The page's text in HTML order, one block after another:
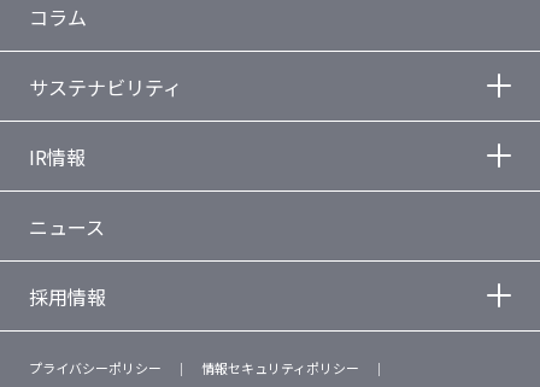
コラム
サステナビリティ
IR情報
ニュース
採用情報
プライバシーポリシー
情報セキュリティポリシー